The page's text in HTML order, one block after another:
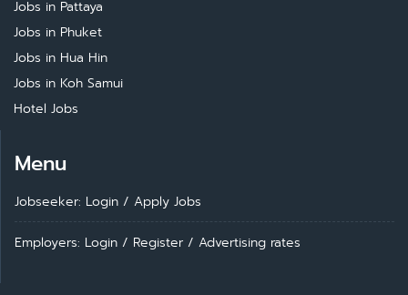
Jobs in Pattaya
Jobs in Phuket
Jobs in Hua Hin
Jobs in Koh Samui
Hotel Jobs
Menu
Jobseeker: Login / Apply Jobs
Employers: Login / Register / Advertising rates